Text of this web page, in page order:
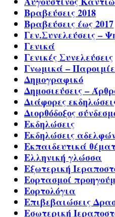
Βραβεύσεις 2018
Βραβεύσεις έως 2017
Γεν.Συνελεύσεις –
Γενικά
Γενικές Συνελεύσεις
Γνωμικά –
Δημογραφικό
Δημοσιεύσεις –
Διάφορες
Διορθόδοξος
Εκδηλώσεις
Εκδηλώσεις
Εκπαιδευτικά
Ελληνική γλώσσα
Εξωτερική
Εορτασμοί
Εορτολόγια
Επιβεβαιώσεις
Εσωτερική